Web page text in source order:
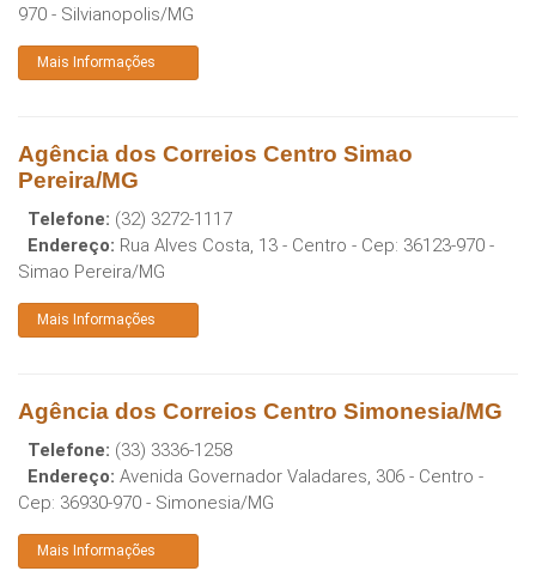
970 - Silvianopolis/MG
Mais Informações
Agência dos Correios Centro Simao
Pereira/MG
Telefone: (32) 3272-1117
Endereço: Rua Alves Costa, 13 - Centro - Cep: 36123-970 -
Simao Pereira/MG
Mais Informações
Agência dos Correios Centro Simonesia/MG
Telefone: (33) 3336-1258
Endereço: Avenida Governador Valadares, 306 - Centro -
Cep: 36930-970 - Simonesia/MG
Mais Informações